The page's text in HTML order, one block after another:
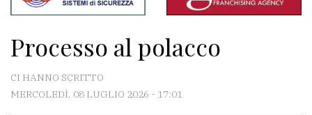
sito
Associazioni
Meteo
Processo al polacco
CI HANNO SCRITTO
MERCOLEDÌ, 08 LUGLIO 2026 - 17:01